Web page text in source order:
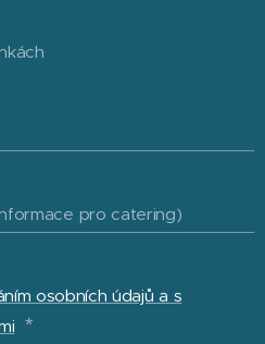
pro catering)
osobních údajů a s